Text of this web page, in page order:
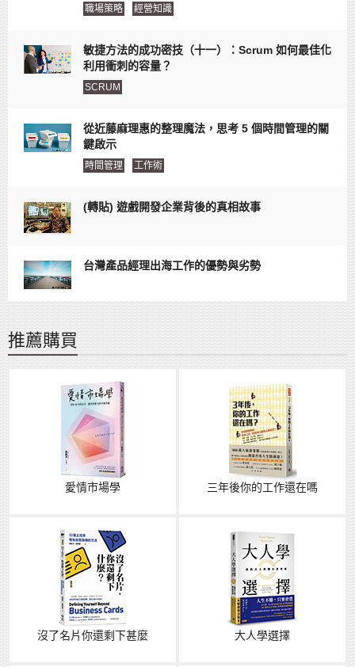
職場策略 經營知識
敏捷方法的成功密技（十一）：Scrum 如何最佳化
利用衝刺的容量？
SCRUM
從近藤麻理惠的整理魔法，思考 5 個時間管理的關
鍵啟示
時間管理 工作術
(轉貼) 遊戲開發企業背後的真相故事
台灣產品經理出海工作的優勢與劣勢
推薦購買
愛情市場學 三年後你的工作還在嗎
沒了名片你還剩下甚麼 大人學選擇